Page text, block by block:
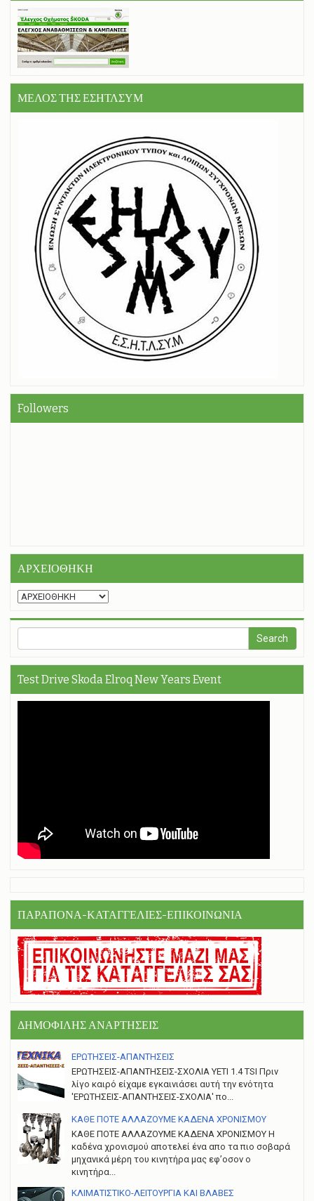
ΜΕΛΟΣ ΤΗΣ ΕΣΗΤΛΣΥΜ
Followers
ΑΡΧΕΙΟΘΗΚΗ
Test Drive Skoda Elroq New Years Event
ΠΑΡΑΠΟΝΑ-ΚΑΤΑΓΓΕΛΙΕΣ-ΕΠΙΚΟΙΝΩΝΙΑ
ΔΗΜΟΦΙΛΗΣ ΑΝΑΡΤΗΣΕΙΣ
ΕΡΩΤΗΣΕΙΣ-ΑΠΑΝΤΗΣΕΙΣ
ΕΡΩΤΗΣΕΙΣ-ΑΠΑΝΤΗΣΕΙΣ-ΣΧΟΛΙΑ YETI 1.4 TSI Πριν
λίγο καιρό είχαμε εγκαινιάσει αυτή την ενότητα
'ΕΡΩΤΗΣΕΙΣ-ΑΠΑΝΤΗΣΕΙΣ-ΣΧΟΛΙΑ' πο...
ΚΑΘΕ ΠΟΤΕ ΑΛΛΑΖΟΥΜΕ ΚΑΔΕΝΑ ΧΡΟΝΙΣΜΟΥ
ΚΑΘΕ ΠΟΤΕ ΑΛΛΑΖΟΥΜΕ ΚΑΔΕΝΑ ΧΡΟΝΙΣΜΟΥ Η
καδένα χρονισμού αποτελεί ένα απο τα πιο σοβαρά
μηχανικά μέρη του κινητήρα μας εφ’οσον ο
κινητήρα...
ΚΛΙΜΑΤΙΣΤΙΚΟ-ΛΕΙΤΟΥΡΓΙΑ ΚΑΙ ΒΛΑΒΕΣ